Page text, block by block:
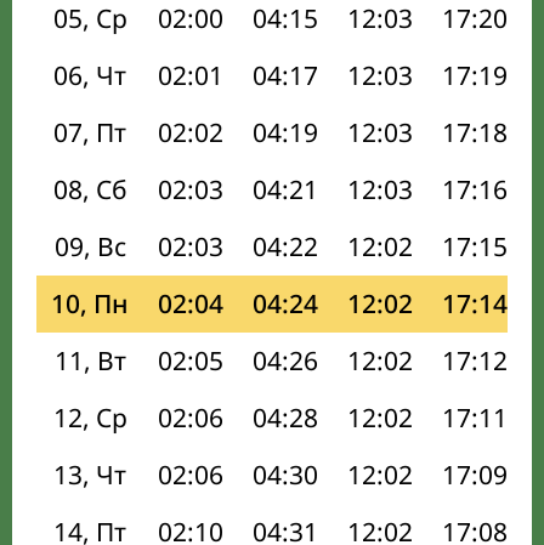
05, Ср
02:00 04:15 12:03 17:20
06, Чт
02:01 04:17 12:03 17:19
07, Пт
02:02 04:19 12:03 17:18
08, Сб
02:03 04:21 12:03 17:16
09, Вс
02:03 04:22 12:02 17:15
10, Пн
02:04 04:24 12:02 17:14
11, Вт
02:05 04:26 12:02 17:12
12, Ср
02:06 04:28 12:02 17:11
13, Чт
02:06 04:30 12:02 17:09
14, Пт
02:10 04:31 12:02 17:08